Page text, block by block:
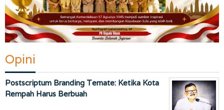
Opini
Postscriptum Branding Ternate: Ketika Kota
Rempah Harus Berbuah